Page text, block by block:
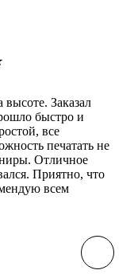
высоте. Заказал
быстро и
все
печатать не
Отличное
Приятно, что
всем